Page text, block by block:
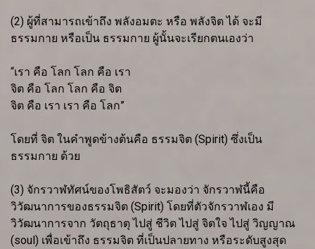
(2) ผู้ที่สามารถเข้าถึง พลังอมตะ หรือ พลังจิต ได้ จะมี
ธรรมกาย หรือเป็น ธรรมกาย ผู้นั้นจะเรียกตนเองว่า
“เรา คือ โลก โลก คือ เรา
จิต คือ โลก โลก คือ จิต
จิต คือ เรา เรา คือ โลก”
โดยที่ จิต ในคำพูดข้างต้นคือ ธรรมจิต (Spirit) ซึ่งเป็น
ธรรมกาย ด้วย
(3) จักรวาฬทัศน์ของโพธิสัตว์ จะมองว่า จักรวาฬนี้คือ
วิวัฒนาการของธรรมจิต (Spirit) โดยที่ตัวจักรวาฬเอง มี
วิวัฒนาการจาก วัตถุธาตุ ไปสู่ ชีวิต ไปสู่ จิตใจ ไปสู่ วิญญาณ
(soul) เพื่อเข้าถึง ธรรมจิต ที่เป็นปลายทาง หรือระดับสูงสุด